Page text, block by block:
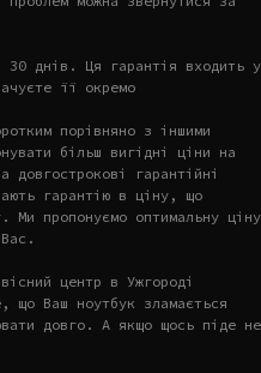
30 днів. Ця гарантія входить у
її окремо
порівняно з іншими
більш вигідні ціни на
довгострокові гарантійні
гарантію в ціну, що
Ми пропонуємо оптимальну ціну
центр в Ужгороді
що Ваш ноутбук зламається
довго. А якщо щось піде не